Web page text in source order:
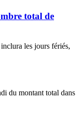
total de
les jours fériés,
du montant total dans